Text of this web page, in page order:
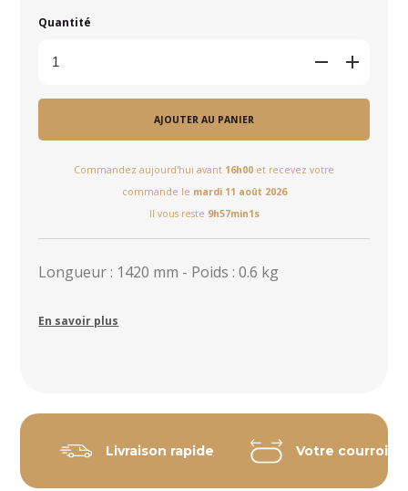
Quantité
AJOUTER AU PANIER
Commandez aujourd'hui avant 16h00 et recevez votre
commande le mardi 11 août 2026
Il vous reste 9h57min0s
Longueur : 1420 mm - Poids : 0.6 kg
En savoir plus
Livraison rapide Votre courroie